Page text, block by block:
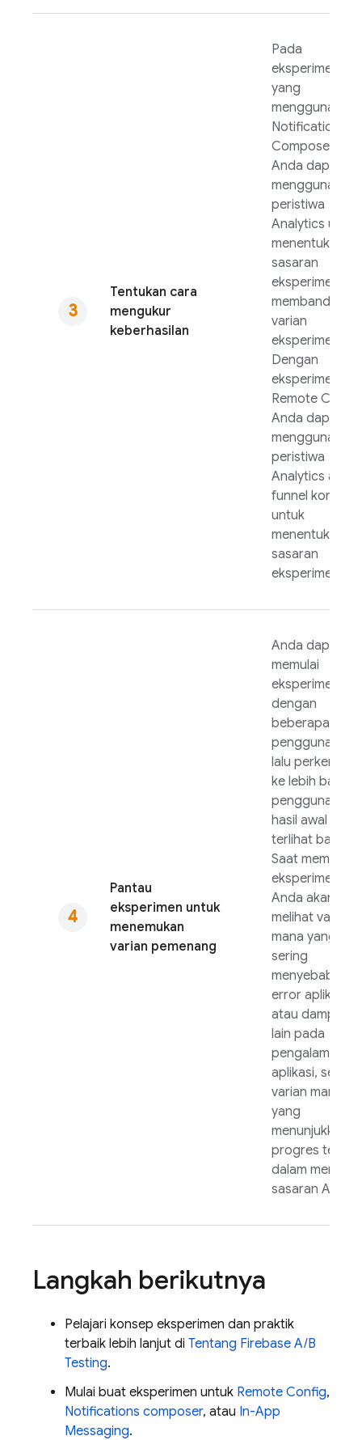
Tentukan cara
mengukur
keberhasilan
Pada
eksperimen
yang
menggunakan
Notifications
Composer,
Anda dapat
menggunakan
peristiwa
Analytics untuk
menentukan
sasaran
eksperimen
varian
eksperimen.
Dengan
eksperimen
Remote Config
Anda dapat
menggunakan
peristiwa
Analytics atau
funnel konversi
untuk
menentukan
sasaran
eksperimen.
Pantau
eksperimen untuk
menemukan
varian pemenang
Anda dapat
memulai
eksperimen
dengan
beberapa
pengguna saja,
lalu
ke lebih banyak
pengguna jika
hasil awal
terlihat bagus.
Saat
eksperimen,
Anda akan
melihat varian
mana yang
sering
menyebabkan
error aplikasi
atau dampak
lain pada
pengalaman
aplikasi, serta
varian mana
yang
menunjukkan
progres
dalam
sasaran Anda.
Langkah berikutnya
Pelajari konsep eksperimen dan praktik
terbaik lebih lanjut di Tentang Firebase A/B
Testing.
Mulai buat eksperimen untuk Remote Config,
Notifications composer, atau In-App
Messaging.